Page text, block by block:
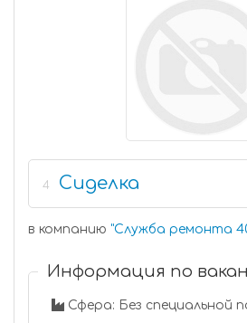
4 Сиделка
в компанию "Служба ремонта
Информация по
Сфера: Без специальной